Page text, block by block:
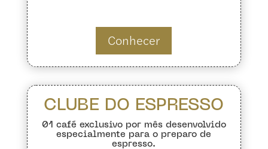
Conhecer
CLUBE DO ESPRESSO
01 café exclusivo por mês desenvolvido
especialmente para o preparo de
espresso.